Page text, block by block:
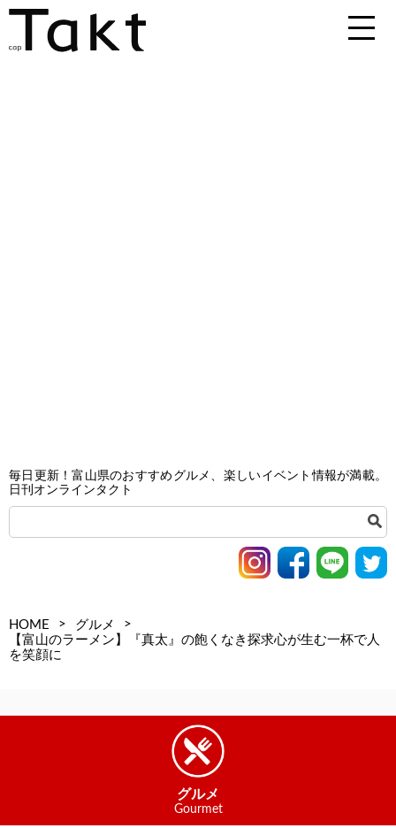
毎日更新！富山県のおすすめグルメ、楽しいイベント情報が満載。
日刊オンラインタクト
HOME > グルメ
>
【富山のラーメン】『真太』の飽くなき探求心が生む一杯で人
を笑顔に
グルメ
Gourmet